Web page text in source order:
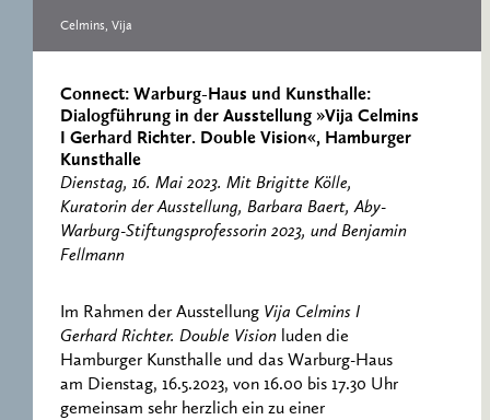
Celmins, Vija
Connect: Warburg-Haus und Kunsthalle:
Dialogführung in der Ausstellung »Vija Celmins
I Gerhard Richter. Double Vision«, Hamburger
Kunsthalle
Dienstag, 16. Mai 2023. Mit Brigitte Kölle,
Kuratorin der Ausstellung, Barbara Baert, Aby-
Warburg-Stiftungsprofessorin 2023, und Benjamin
Fellmann
Im Rahmen der Ausstellung Vija Celmins I
Gerhard Richter. Double Vision luden die
Hamburger Kunsthalle und das Warburg-Haus
am Dienstag, 16.5.2023, von 16.00 bis 17.30 Uhr
gemeinsam sehr herzlich ein zu einer